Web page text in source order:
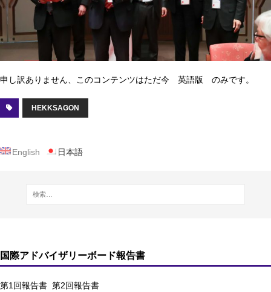
申し訳ありません、このコンテンツはただ今 英語版 のみです。
HEKKSAGON
English 日本語
国際アドバイザリーボード報告書
第1回報告書 第2回報告書